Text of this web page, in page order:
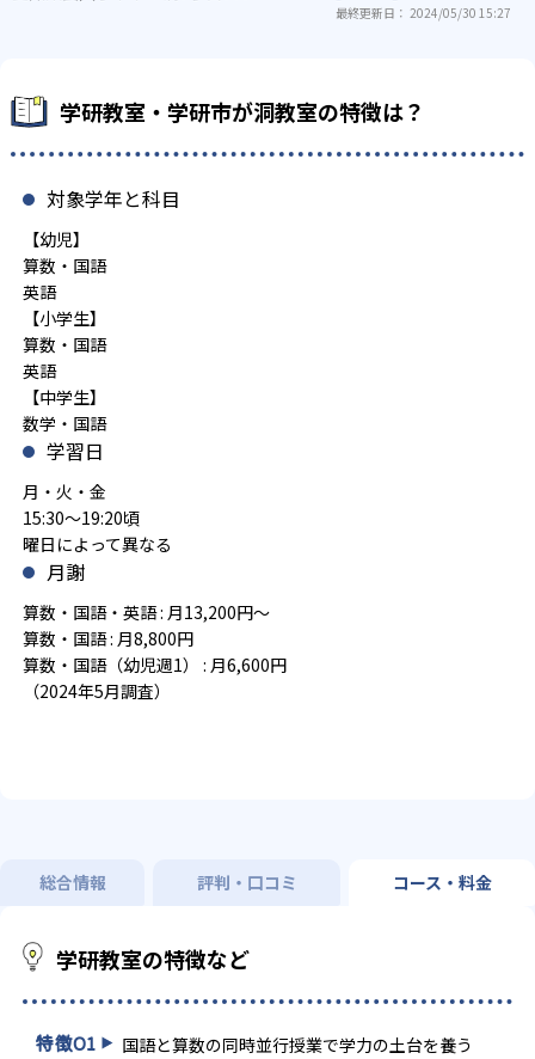
最終更新日： 2024/05/30 15:27
学研教室・学研市が洞教室の特徴は？
対象学年と科目
【幼児】
算数・国語
英語
【小学生】
算数・国語
英語
【中学生】
数学・国語
学習日
月・火・金
15:30～19:20頃
曜日によって異なる
月謝
算数・国語・英語 : 月13,200円～
算数・国語 : 月8,800円
算数・国語（幼児週1） : 月6,600円
（2024年5月調査）
総合情報 評判・口コミ コース・料金
学研教室の特徴など
特徴01 国語と算数の同時並行授業で学力の土台を養う